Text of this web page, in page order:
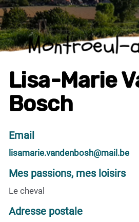
Montroeul-
Lisa-Marie
Bosch
Email
lisamarie.vandenbosh@mail.be
Mes passions, mes loisirs
Le cheval
Adresse postale